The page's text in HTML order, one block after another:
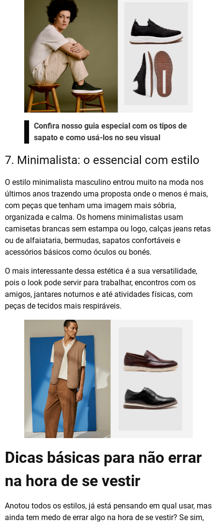
Confira nosso guia especial com os tipos de
sapato e como usá-los no seu visual
7. Minimalista: o essencial com estilo
O estilo minimalista masculino entrou muito na moda nos
últimos anos trazendo uma proposta onde o menos é mais,
com peças que tenham uma imagem mais sóbria,
organizada e calma. Os homens minimalistas usam
camisetas brancas sem estampa ou logo, calças jeans retas
ou de alfaiataria, bermudas, sapatos confortáveis e
acessórios básicos como óculos ou bonés.
O mais interessante dessa estética é a sua versatilidade,
pois o look pode servir para trabalhar, encontros com os
amigos, jantares noturnos e até atividades físicas, com
peças de tecidos mais respiráveis.
Dicas básicas para não errar
na hora de se vestir
Anotou todos os estilos, já está pensando em qual usar, mas
ainda tem medo de errar algo na hora de se vestir? Se sim,